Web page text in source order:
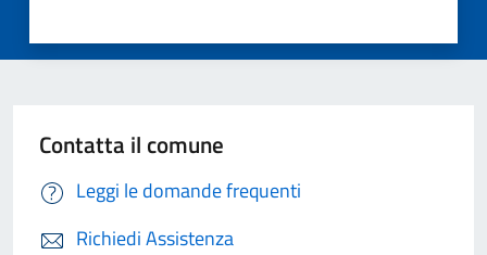
Contatta il comune
Leggi le domande frequenti
Richiedi Assistenza